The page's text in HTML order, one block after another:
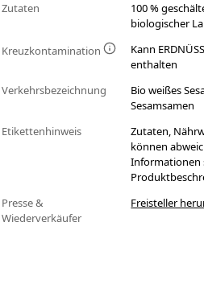
Zutaten
100 %
biologischer
Kreuzkontamination
Kann
enthalten
Verkehrsbezeichnung
Bio weißes
Sesamsamen
Etikettenhinweis
Zutaten,
können
Informationen
Presse &
Wiederverkäufer
Freisteller